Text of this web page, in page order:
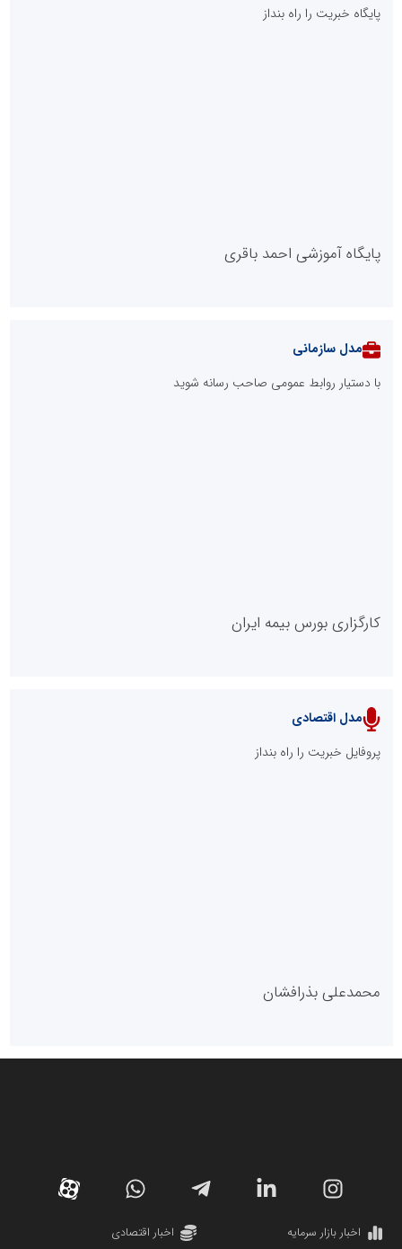
پایگاه خبریت را راه بنداز
پایگاه آموزشی احمد باقری
پایگاه خبری نهضت ملی مسکن
پایگاه خبری گفتمان یزد
دانشگاه سئوی ایران
مدل سازمانی
با دستیار روابط عمومی صاحب رسانه شوید
کارگزاری بورس بیمه ایران
مدل اقتصادی
پروفایل خبریت را راه بنداز
محمدعلی بذرافشان
مریم حاج نوروز نظری
اخبار بازار سرمایه
اخبار اقتصادی